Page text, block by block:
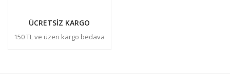
ÜCRETSİZ KARGO
150 TL ve üzeri kargo bedava